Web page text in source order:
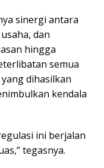
sinergi antara
dan
hingga
semua
dihasilkan
kendala
ini berjalan
tegasnya.